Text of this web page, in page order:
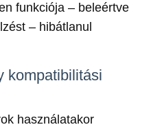
funkciója – beleértve
– hibátlanul
kompatibilitási
használatakor